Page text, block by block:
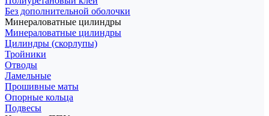
Без дополнительной оболочки
Минераловатные цилиндры
Минераловатные цилиндры
Цилиндры (скорлупы)
Тройники
Отводы
Ламельные
Прошивные маты
Опорные кольца
Подвесы